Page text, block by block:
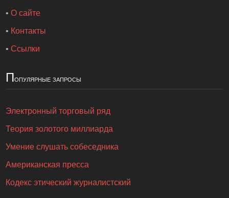
•О сайте
• Контакты
•Ссылки
Популярные запросы
Электронный торговый ряд
Теория золотого миллиарда
Умение слушать собеседника
Американская пресса
Кодекс этический журналистский